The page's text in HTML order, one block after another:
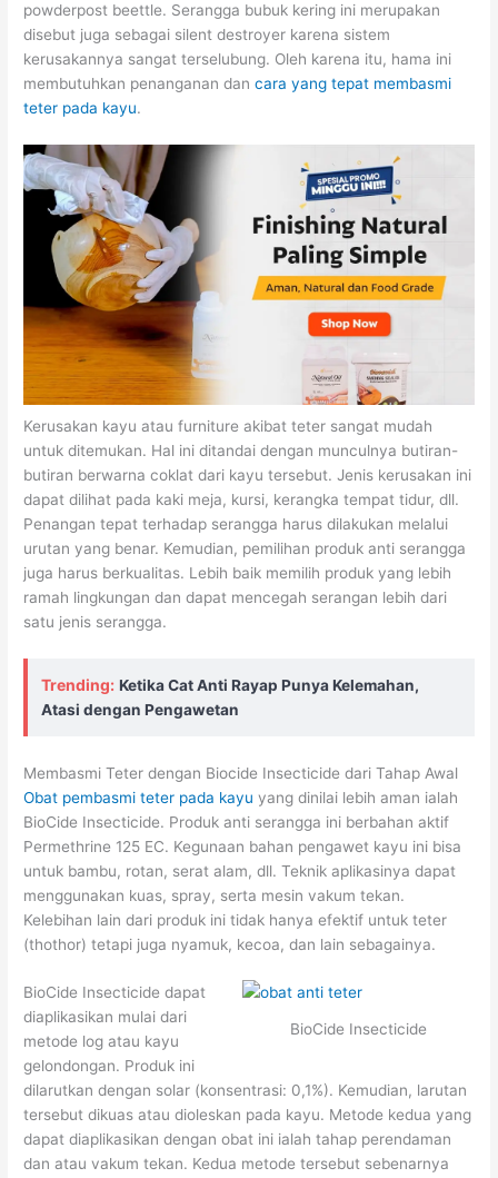
powderpost beettle. Serangga bubuk kering ini merupakan
disebut juga sebagai silent destroyer karena sistem
kerusakannya sangat terselubung. Oleh karena itu, hama ini
membutuhkan penanganan dancara yang tepat membasmi
teter pada kayu.
Kerusakan kayu atau furniture akibat teter sangat mudah
untuk ditemukan. Hal ini ditandai dengan munculnya butiran-
butiran berwarna coklat dari kayu tersebut. Jenis kerusakan ini
dapat dilihat pada kaki meja, kursi, kerangka tempat tidur, dll.
Penangan tepat terhadap serangga harus dilakukan melalui
urutan yang benar. Kemudian, pemilihan produk anti serangga
juga harus berkualitas. Lebih baik memilih produk yang lebih
ramah lingkungan dan dapat mencegah serangan lebih dari
satu jenis serangga.
Trending: Ketika Cat Anti Rayap Punya Kelemahan,
Atasi dengan Pengawetan
Membasmi Teter dengan Biocide Insecticide dari Tahap Awal
Obat pembasmi teter pada kayu yang dinilai lebih aman ialah
BioCide Insecticide. Produk anti serangga ini berbahan aktif
Permethrine 125 EC. Kegunaan bahan pengawet kayu ini bisa
untuk bambu, rotan, serat alam, dll. Teknik aplikasinya dapat
menggunakan kuas, spray, serta mesin vakum tekan.
Kelebihan lain dari produk ini tidak hanya efektif untuk teter
(thothor) tetapi juga nyamuk, kecoa, dan lain sebagainya.
BioCide Insecticide
BioCide Insecticide dapat
diaplikasikan mulai dari
metode log atau kayu
gelondongan. Produk ini
dilarutkan dengan solar (konsentrasi: 0,1%). Kemudian, larutan
tersebut dikuas atau dioleskan pada kayu. Metode kedua yang
dapat diaplikasikan dengan obat ini ialah tahap perendaman
dan atau vakum tekan. Kedua metode tersebut sebenarnya